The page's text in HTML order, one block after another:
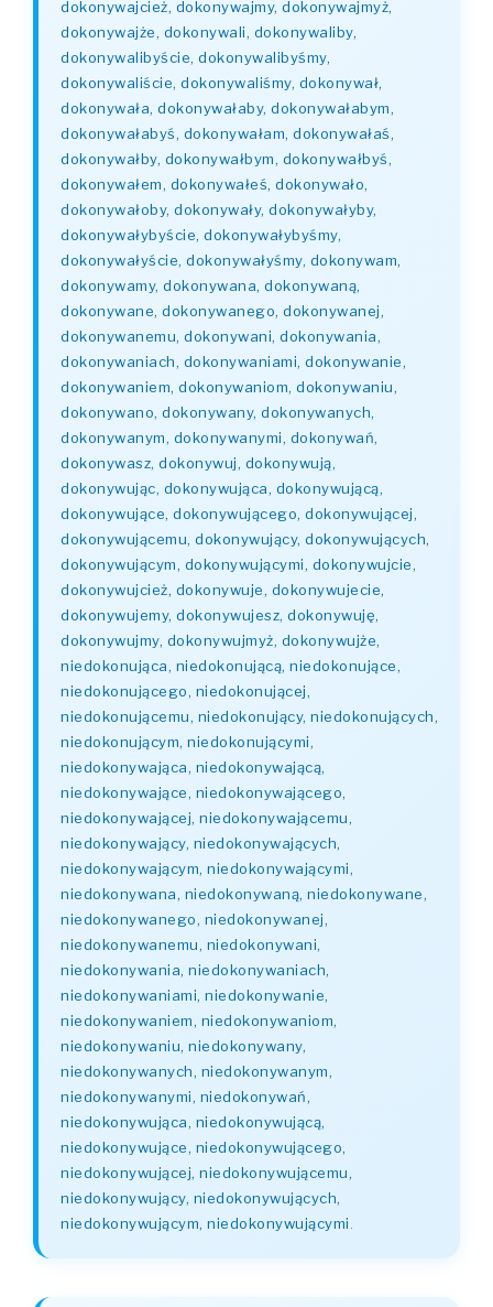
dokonywajcież, dokonywajmy, dokonywajmyż,
dokonywajże, dokonywali, dokonywaliby,
dokonywalibyście, dokonywalibyśmy,
dokonywaliście, dokonywaliśmy, dokonywał,
dokonywała, dokonywałaby, dokonywałabym,
dokonywałabyś, dokonywałam, dokonywałaś,
dokonywałby, dokonywałbym, dokonywałbyś,
dokonywałem, dokonywałeś, dokonywało,
dokonywałoby, dokonywały, dokonywałyby,
dokonywałybyście, dokonywałybyśmy,
dokonywałyście, dokonywałyśmy, dokonywam,
dokonywamy, dokonywana, dokonywaną,
dokonywane, dokonywanego, dokonywanej,
dokonywanemu, dokonywani, dokonywania,
dokonywaniach, dokonywaniami, dokonywanie,
dokonywaniem, dokonywaniom, dokonywaniu,
dokonywano, dokonywany, dokonywanych,
dokonywanym, dokonywanymi, dokonywań,
dokonywasz, dokonywuj, dokonywują,
dokonywując, dokonywująca, dokonywującą,
dokonywujące, dokonywującego, dokonywującej,
dokonywującemu, dokonywujący, dokonywujących,
dokonywującym, dokonywującymi, dokonywujcie,
dokonywujcież, dokonywuje, dokonywujecie,
dokonywujemy, dokonywujesz, dokonywuję,
dokonywujmy, dokonywujmyż, dokonywujże,
niedokonująca, niedokonującą, niedokonujące,
niedokonującego, niedokonującej,
niedokonującemu, niedokonujący, niedokonujących,
niedokonującym, niedokonującymi,
niedokonywająca, niedokonywającą,
niedokonywające, niedokonywającego,
niedokonywającej, niedokonywającemu,
niedokonywający, niedokonywających,
niedokonywającym, niedokonywającymi,
niedokonywana, niedokonywaną, niedokonywane,
niedokonywanego, niedokonywanej,
niedokonywanemu, niedokonywani,
niedokonywania, niedokonywaniach,
niedokonywaniami, niedokonywanie,
niedokonywaniem, niedokonywaniom,
niedokonywaniu, niedokonywany,
niedokonywanych, niedokonywanym,
niedokonywanymi, niedokonywań,
niedokonywująca, niedokonywującą,
niedokonywujące, niedokonywującego,
niedokonywującej, niedokonywującemu,
niedokonywujący, niedokonywujących,
niedokonywującym, niedokonywującymi